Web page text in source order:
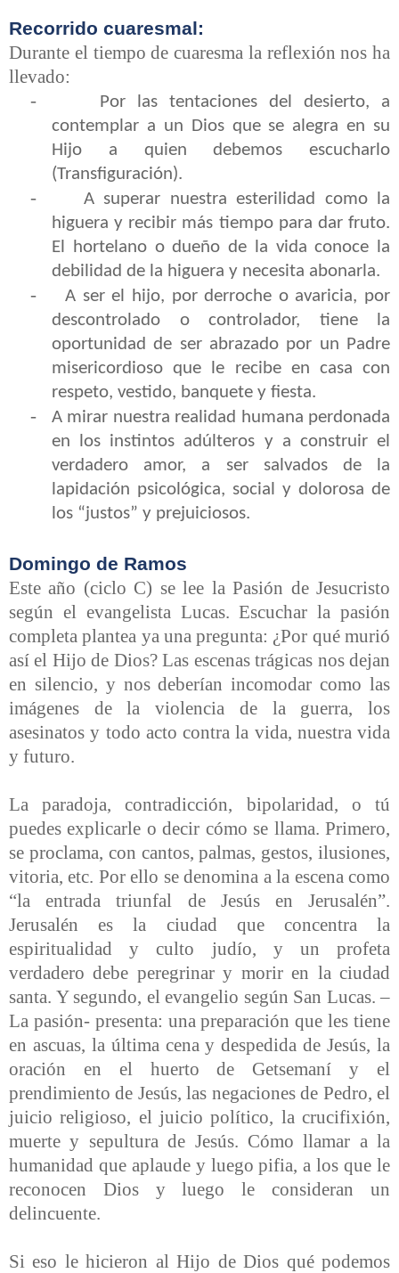
Recorrido cuaresmal:
Durante el tiempo de cuaresma la reflexión nos ha
llevado:
-
Por las tentaciones del desierto, a
contemplar a un Dios que se alegra en su
Hijo a quien debemos escucharlo
(Transfiguración).
-
A superar nuestra esterilidad como la
higuera y recibir más tiempo para dar fruto.
El hortelano o dueño de la vida conoce la
debilidad de la higuera y necesita abonarla.
-
A ser el hijo, por derroche o avaricia, por
descontrolado o controlador, tiene la
oportunidad de ser abrazado por un Padre
misericordioso que le recibe en casa con
respeto, vestido, banquete y fiesta.
-
A mirar nuestra realidad humana perdonada
en los instintos adúlteros y a construir el
verdadero amor, a ser salvados de la
lapidación psicológica, social y dolorosa de
los “justos” y prejuiciosos.
Domingo de Ramos
Este año (ciclo C) se lee la Pasión de Jesucristo
según el evangelista Lucas. Escuchar la pasión
completa plantea ya una pregunta: ¿Por qué murió
así el Hijo de Dios? Las escenas trágicas nos dejan
en silencio, y nos deberían incomodar como las
imágenes de la violencia de la guerra, los
asesinatos y todo acto contra la vida, nuestra vida
y futuro.
La paradoja, contradicción, bipolaridad, o tú
puedes explicarle o decir cómo se llama. Primero,
se proclama, con cantos, palmas, gestos, ilusiones,
vitoria, etc. Por ello se denomina a la escena como
“la entrada triunfal de Jesús en Jerusalén”.
Jerusalén es la ciudad que concentra la
espiritualidad y culto judío, y un profeta
verdadero debe peregrinar y morir en la ciudad
santa. Y segundo, el evangelio según San Lucas. –
La pasión- presenta: una preparación que les tiene
en ascuas, la última cena y despedida de Jesús, la
oración en el huerto de Getsemaní y el
prendimiento de Jesús, las negaciones de Pedro, el
juicio religioso, el juicio político, la crucifixión,
muerte y sepultura de Jesús. Cómo llamar a la
humanidad que aplaude y luego pifia, a los que le
reconocen Dios y luego le consideran un
delincuente.
Si eso le hicieron al Hijo de Dios qué podemos